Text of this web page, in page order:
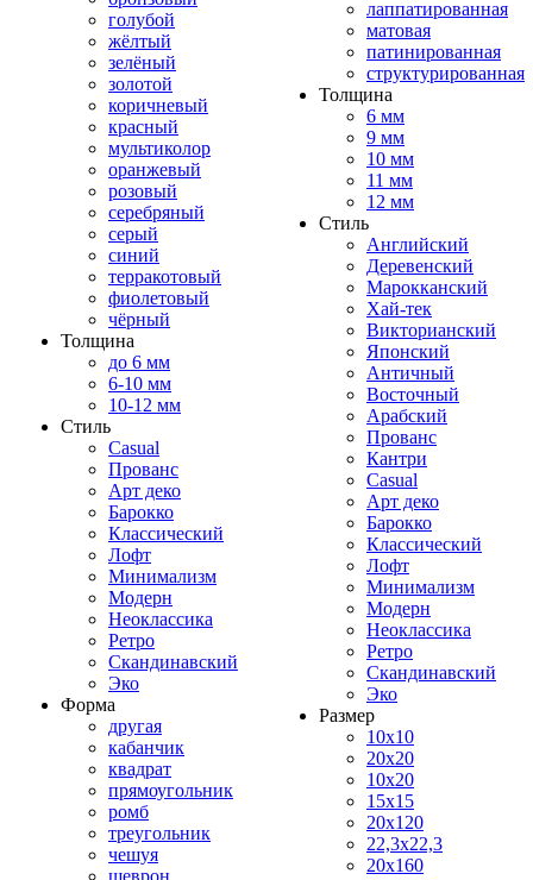
голубой
жёлтый
зелёный
золотой
коричневый
красный
мультиколор
оранжевый
розовый
серебряный
серый
синий
терракотовый
фиолетовый
чёрный
Толщина
до 6 мм
6-10 мм
10-12 мм
Стиль
Casual
Прованс
Арт деко
Барокко
Классический
Лофт
Минимализм
Модерн
Неоклассика
Ретро
Скандинавский
Эко
Форма
другая
кабанчик
квадрат
прямоугольник
ромб
треугольник
чешуя
шеврон
лаппатированная
матовая
патинированная
структурированная
Толщина
6 мм
9 мм
10 мм
11 мм
12 мм
Стиль
Английский
Деревенский
Марокканский
Хай-тек
Викторианский
Японский
Античный
Восточный
Арабский
Прованс
Кантри
Casual
Арт деко
Барокко
Классический
Лофт
Минимализм
Модерн
Неоклассика
Ретро
Скандинавский
Эко
Размер
10x10
20x20
10x20
15x15
20x120
22,3x22,3
20x160